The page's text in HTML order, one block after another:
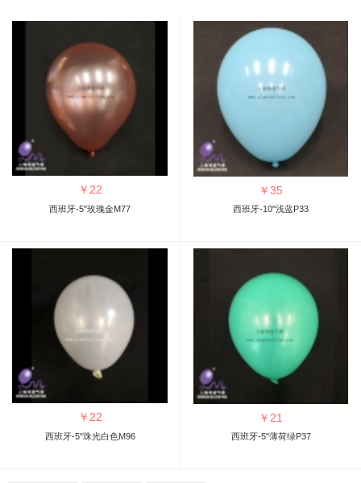
￥22
西班牙-5"玫瑰金M77
￥35
西班牙-10"浅蓝P33
￥22
西班牙-5"珠光白色M96
￥ 21
西班牙-5"薄荷绿P37